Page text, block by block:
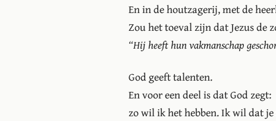
En in de houtzagerij, met de
Zou het toeval zijn dat Jezus de
“Hij heeft hun vakmanschap
God geeft talenten.
En voor een deel is dat God zegt:
zo wil ik het hebben. Ik wil dat je